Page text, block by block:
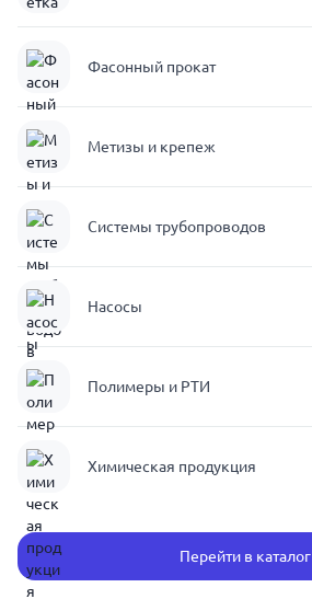
Фасонный прокат
Метизы и крепеж
Системы трубопроводов
Насосы
Полимеры и РТИ
Химическая продукция
Перейти в каталог